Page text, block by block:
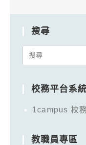
搜尋
Search
校務平台系統
1campus 校
教職員專區